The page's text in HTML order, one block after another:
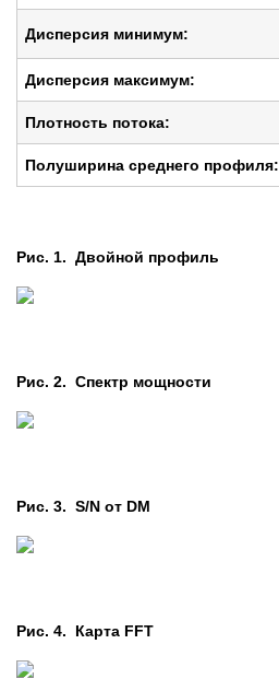
Дисперсия минимум:
Дисперсия максимум:
Плотность потока:
Полуширина среднего профиля:
Рис. 1. Двойной профиль
Рис. 2. Cпектр мощности
Рис. 3. S/N от DM
Рис. 4. Карта FFT